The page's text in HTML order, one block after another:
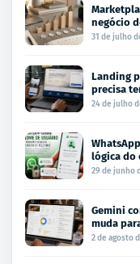
negócio
31 de julho
Landing
precisa
24 de julho
lógica do
29 de junho
Gemini
muda
2 de agosto